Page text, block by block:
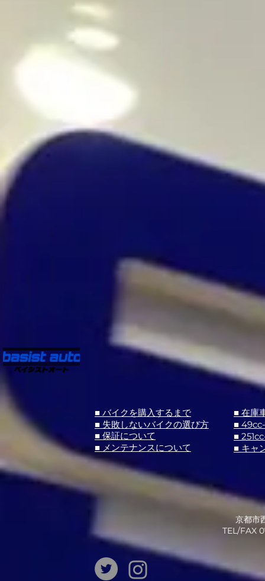
■ バイクを購入するまで
■ 失敗しないバイクの選び方
■ 保証について
■ メンテナンスについて
■ 在庫
■
■
■ キャ
京都市
​TEL/FAX